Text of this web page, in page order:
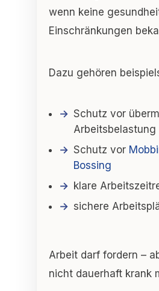
wenn keine
Einschränkungen
Dazu gehören
Schutz vor
Arbeitsbelastung
Schutz vor
Bossing
klare
sichere
Arbeit darf fordern –
nicht dauerhaft krank